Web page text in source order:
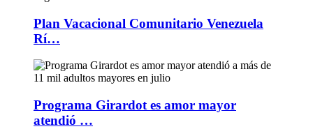
Plan Vacacional Comunitario Venezuela
Rí…
Programa Girardot es amor mayor
atendió …